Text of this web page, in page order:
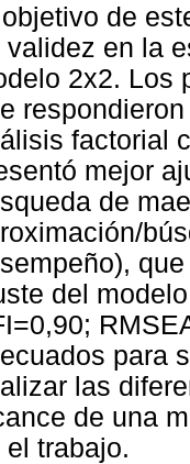
de
validez en la
2x2. Los
factorial
mejor
de
del
para
las
de una
el trabajo.